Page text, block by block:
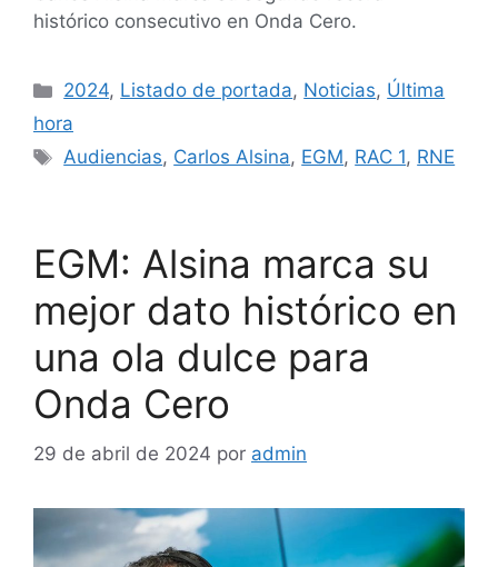
histórico consecutivo en Onda Cero.
2024, Listado de portada, Noticias, Última
hora
Audiencias, Carlos Alsina, EGM, RAC 1, RNE
EGM: Alsina marca su
mejor dato histórico en
una ola dulce para
Onda Cero
29 de abril de 2024 por admin